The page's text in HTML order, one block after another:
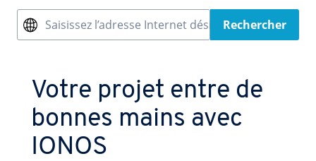
Saisissez l’adresse Internet désiréeRechercher
Votre projet entre de
bonnes mains avec
IONOS